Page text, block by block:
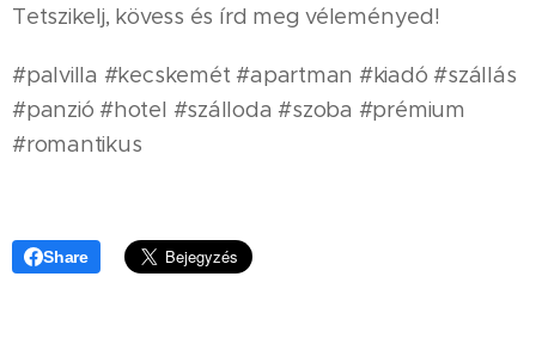
Tetszikelj, kövess és írd meg véleményed!
#palvilla #kecskemét #apartman #kiadó #szállás
#panzió #hotel #szálloda #szoba #prémium
#romantikus
Share